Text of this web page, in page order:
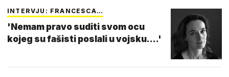
INTERVJU: FRANCESCA…
'Nemam pravo suditi svom ocu
kojeg su fašisti poslali u vojsku....'